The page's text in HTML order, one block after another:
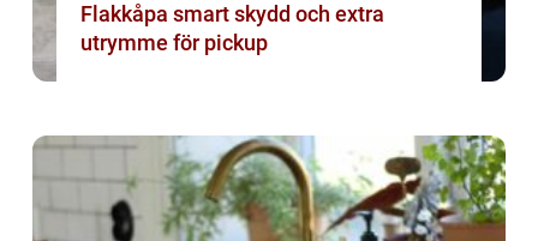
Flakkåpa smart skydd och extra
utrymme för pickup